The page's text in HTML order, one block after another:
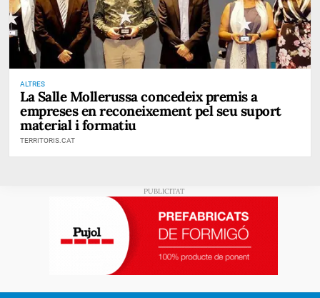
ALTRES
La Salle Mollerussa concedeix premis a
empreses en reconeixement pel seu suport
material i formatiu
TERRITORIS.CAT